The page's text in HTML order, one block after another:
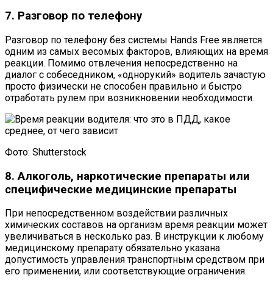
7. Разговор по телефону
Разговор по телефону без системы Hands Free является
одним из самых весомых факторов, влияющих на время
реакции. Помимо отвлечения непосредственно на
диалог с собеседником, «однорукий» водитель зачастую
просто физически не способен правильно и быстро
отработать рулем при возникновении необходимости.
Фото: Shutterstock
8. Алкоголь, наркотические препараты или
специфические медицинские препараты
При непосредственном воздействии различных
химических составов на организм время реакции может
увеличиваться в несколько раз. В инструкции к любому
медицинскому препарату обязательно указана
допустимость управления транспортным средством при
его применении, или соответствующие ограничения.